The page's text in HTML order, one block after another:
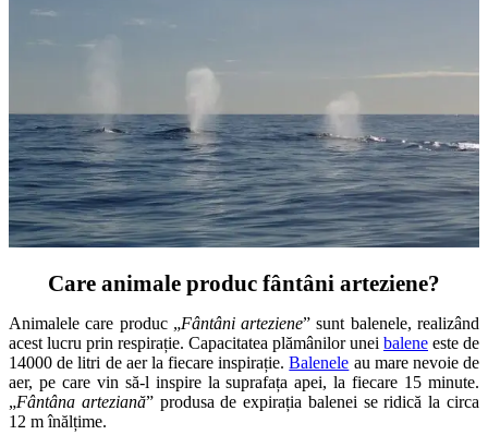
Care animale produc fântâni arteziene?
Animalele care produc „Fântâni arteziene” sunt balenele, realizând
acest lucru prin respirație. Capacitatea plămânilor unei balene este de
14000 de litri de aer la fiecare inspirație.Balenele au mare nevoie de
aer, pe care vin să-l inspire la suprafața apei, la fiecare 15 minute.
„Fântâna arteziană” produsa de expirația balenei se ridică la circa
12 m înălțime.